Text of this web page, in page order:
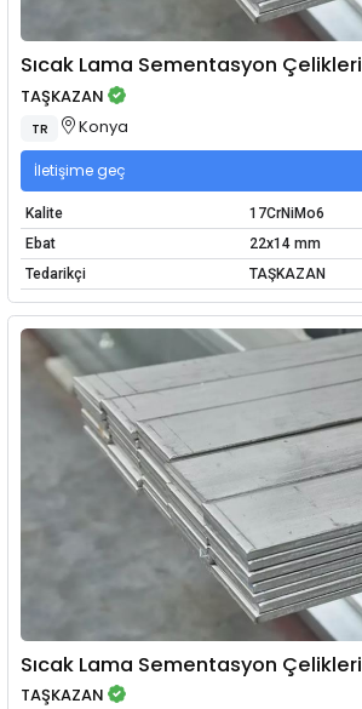
Sıcak Lama Sementasyon Çelikleri
TAŞKAZAN
TR Konya
İletişime geç
Kalite
17CrNiMo6
Ebat
22x14 mm
Tedarikçi
TAŞKAZAN
Sıcak Lama Sementasyon Çelikleri
TAŞKAZAN